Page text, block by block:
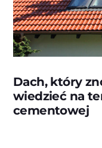
Dach, który
wiedzieć na
cementowej